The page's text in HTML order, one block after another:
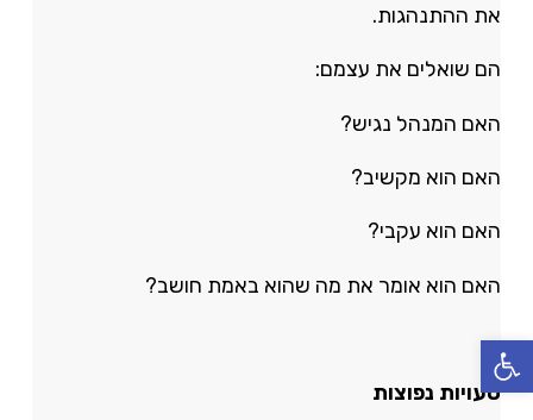
פתח סרגל נגישות
את ההתנהגות.
הם שואלים את עצמם:
האם המנהל נגיש?
האם הוא מקשיב?
האם הוא עקבי?
האם הוא אומר את מה שהוא באמת חושב?
טעויות נפוצות